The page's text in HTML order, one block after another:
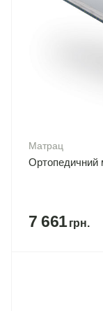
Матрац
Ортопедичний
7 661